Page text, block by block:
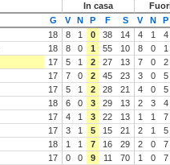
In casa
G V N P F S V N
P
18 8 1 0 38 14 4 1
4
18 8 0 1 55 10 8 0
1
17 5 1 2 27 13 7 0
2
17 7 0 2 45 23 3 0
5
17 5 1 2 28 21 4 0
5
18 6 0 3 29 13 2 3
4
17 4 1 3 22 13 1 1
7
17 3 1 5 15 21 2 1
5
18 1 1 7 16 29 2 0
7
17 0 0 9 11 70 1 0 7